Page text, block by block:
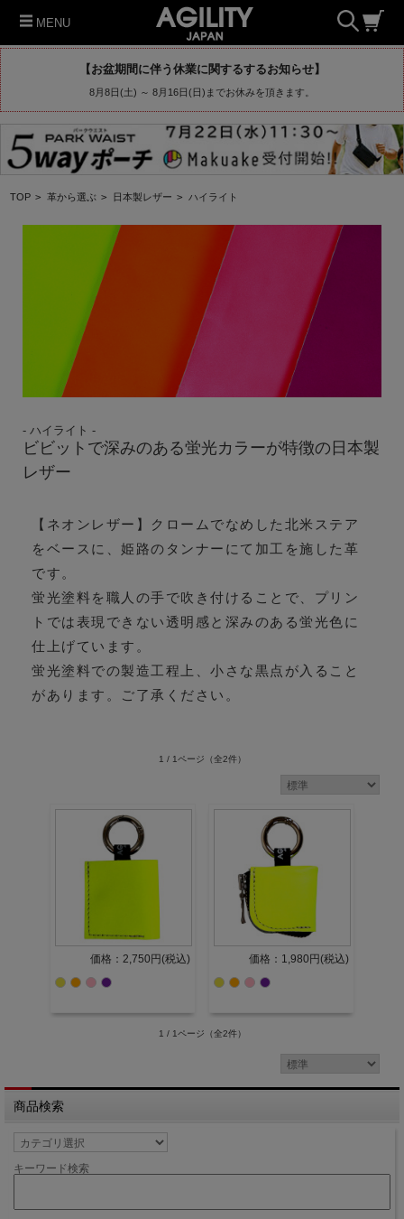
MENU
【お盆期間に伴う休業に関するするお知らせ】
8月8日(土) ～ 8月16日(日)までお休みを頂きます。
TOP > 革から選ぶ > 日本製レザー > ハイライト
- ハイライト -
ビビットで深みのある蛍光カラーが特徴の日本製
レザー
【ネオンレザー】クロームでなめした北米ステア
をベースに、姫路のタンナーにて加工を施した革
です。
蛍光塗料を職人の手で吹き付けることで、プリン
トでは表現できない透明感と深みのある蛍光色に
仕上げています。
蛍光塗料での製造工程上、小さな黒点が入ること
があります。ご了承ください。
1 / 1ページ （全2件）
価格：2,750円(税込) 価格：1,980円(税込)
1 / 1ページ （全2件）
商品検索
キーワード検索